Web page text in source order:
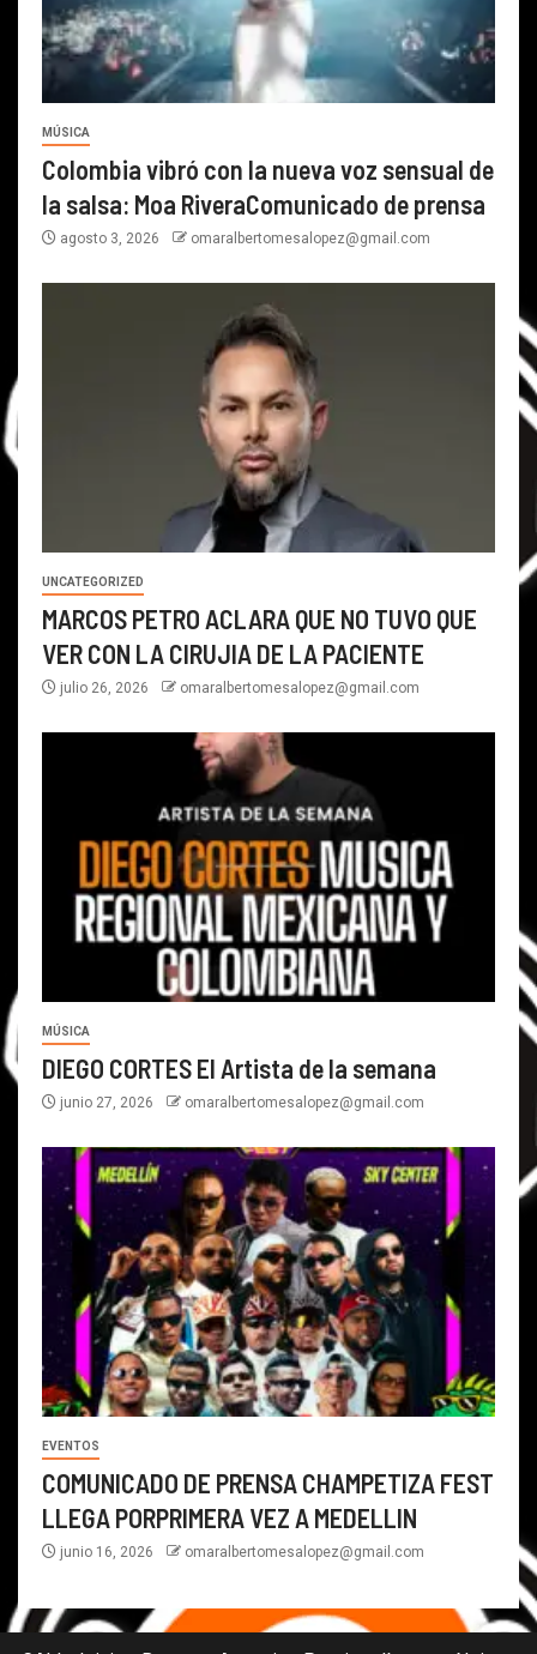
MÚSICA
Colombia vibró con la nueva voz sensual de
la salsa: Moa RiveraComunicado de prensa
agosto 3, 2026 omaralbertomesalopez@gmail.com
UNCATEGORIZED
MARCOS PETRO ACLARA QUE NO TUVO QUE
VER CON LA CIRUJIA DE LA PACIENTE
julio 26, 2026 omaralbertomesalopez@gmail.com
MÚSICA
DIEGO CORTES El Artista de la semana
junio 27, 2026 omaralbertomesalopez@gmail.com
EVENTOS
COMUNICADO DE PRENSA CHAMPETIZA FEST
LLEGA PORPRIMERA VEZ A MEDELLIN
junio 16, 2026 omaralbertomesalopez@gmail.com